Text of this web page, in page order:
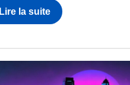
Lire la suite